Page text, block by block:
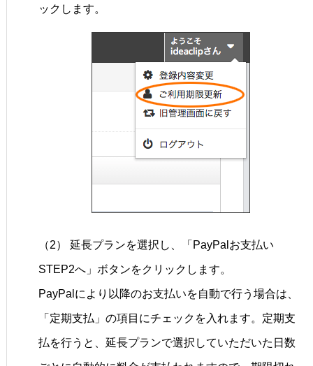
ックします。
（2） 延長プランを選択し、「PayPalお支払い
STEP2へ」ボタンをクリックします。
PayPalにより以降のお支払いを自動で行う場合は、
「定期支払」の項目にチェックを入れます。定期支
払を行うと、延長プランで選択していただいた日数